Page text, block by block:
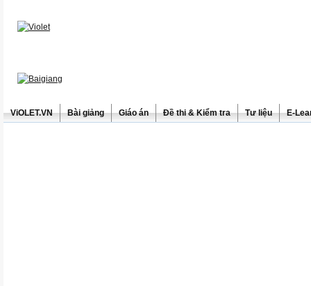
ViOLET.VN Bài giảng Giáo án Đề thi & Kiểm tra Tư liệu E-